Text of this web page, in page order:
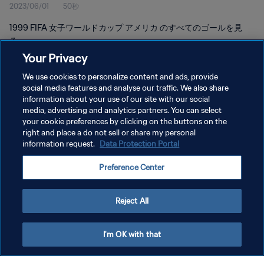
リカ
2023/06/01 50秒
1999 FIFA 女子ワールドカップ アメリカ のすべてのゴールを見
る。
プライバシーポリシー
サービス利用規約
クッキー設定の管理
Your Privacy
We use cookies to personalize content and ads, provide
social media features and analyse our traffic. We also share
information about your use of our site with our social
media, advertising and analytics partners. You can select
your cookie preferences by clicking on the buttons on the
right and place a do not sell or share my personal
information request. Data Protection Portal
Preference Center
Reject All
I'm OK with that